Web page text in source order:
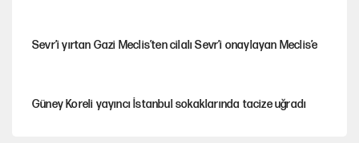
Sevr’i yırtan Gazi Meclis’ten cilalı Sevr’i onaylayan Meclis’e
Güney Koreli yayıncı İstanbul sokaklarında tacize uğradı